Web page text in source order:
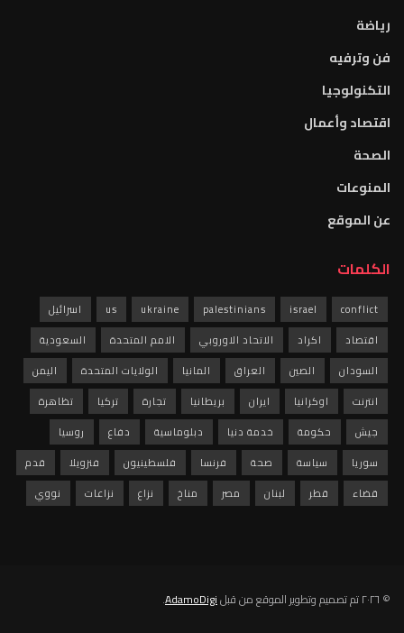
رياضة
فن وترفيه
التكنولوجيا
اقتصاد وأعمال
الصحة
المنوعات
عن الموقع
الكلمات
conflict
israel
palestinians
ukraine
us
اسرائيل
اقتصاد
اكراد الاتحاد الاوروبي الامم المتحدة
السعودية
السودان
الصين العراق المانيا الولايات المتحدة
اليمن
انترنت
اوكرانيا ايران بريطانيا تجارة تركيا
تظاهرة
جيش
حكومة خدمة دنيا دبلوماسية دفاع
روسيا
سوريا
سياسة صحة فرنسا فلسطينيون فنزويلا
قدم
قضاء
قطر لبنان مصر مناخ نزاع نزاعات نووي
© ٢٠٢٦ تم تصميم وتطوير الموقع من قبل AdamoDigi
.